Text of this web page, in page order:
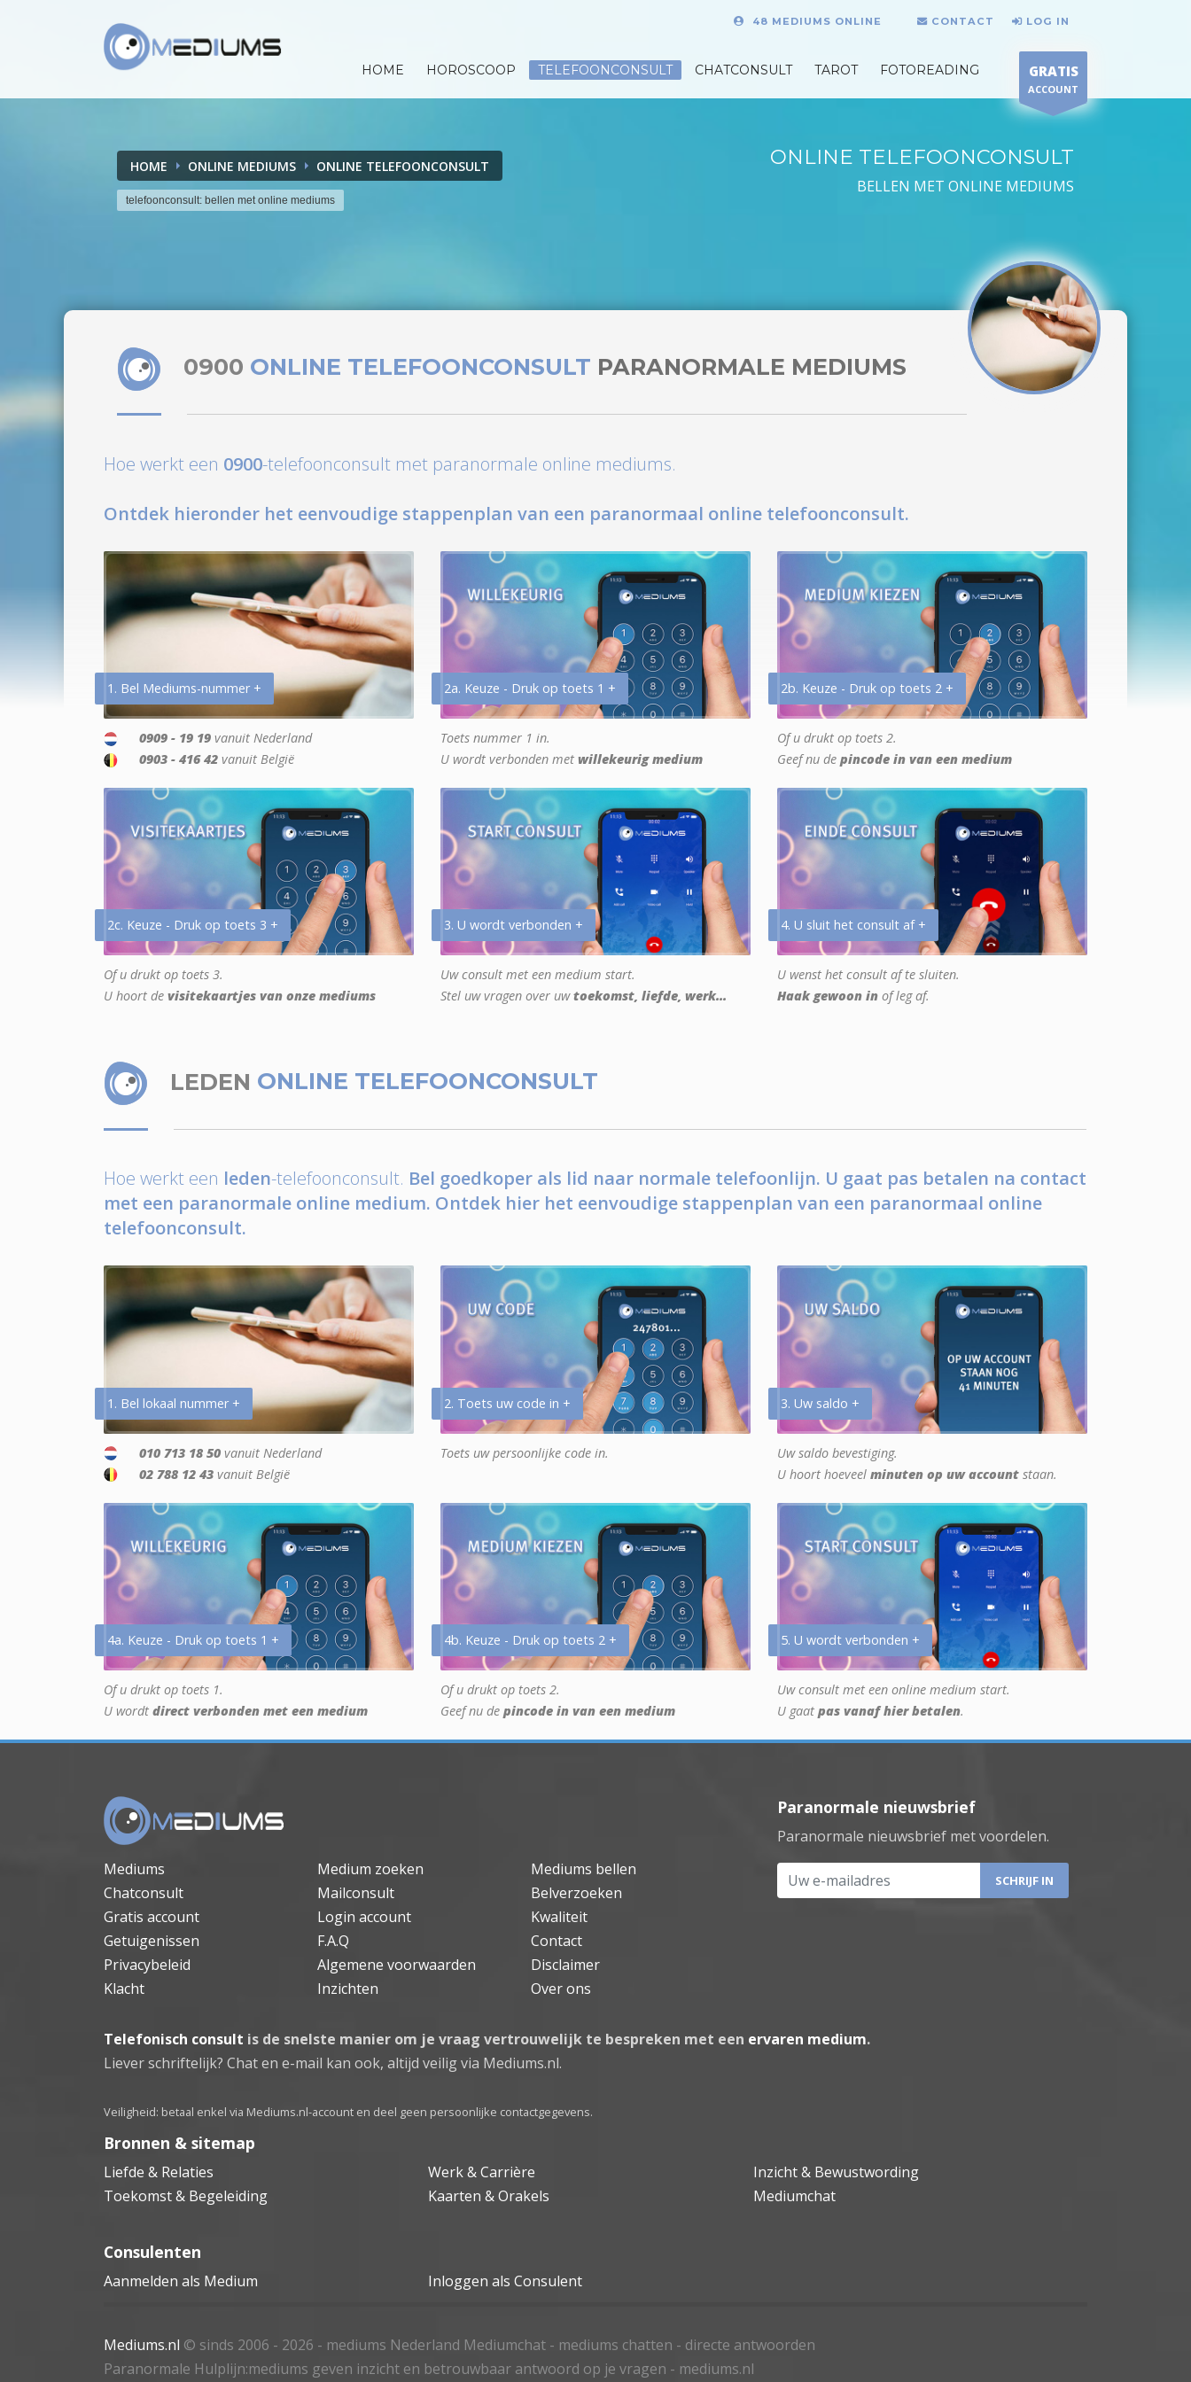
48 MEDIUMS ONLINE CONTACT LOG IN
HOME HOROSCOOP TELEFOONCONSULT CHATCONSULT TAROT FOTOREADING GRATIS
ACCOUNT
HOME ONLINE MEDIUMS ONLINE TELEFOONCONSULT
telefoonconsult: bellen met online mediums
ONLINE TELEFOONCONSULT
BELLEN MET ONLINE MEDIUMS
0900 ONLINE TELEFOONCONSULT PARANORMALE MEDIUMS
Hoe werkt een 0900-telefoonconsult met paranormale online mediums.
Ontdek hieronder het eenvoudige stappenplan van een paranormaal online telefoonconsult.
1. Bel Mediums-nummer +
0909 - 19 19 vanuit Nederland
0903 - 416 42 vanuit België
2a. Keuze - Druk op toets 1 +
Toets nummer 1 in.
U wordt verbonden met willekeurig medium
2b. Keuze - Druk op toets 2 +
Of u drukt op toets 2.
Geef nu de pincode in van een medium
2c. Keuze - Druk op toets 3 +
Of u drukt op toets 3.
U hoort de visitekaartjes van onze mediums
3. U wordt verbonden +
Uw consult met een medium start.
Stel uw vragen over uwtoekomst, liefde, werk...
4. U sluit het consult af +
U wenst het consult af te sluiten.
Haak gewoon in of leg af.
LEDEN ONLINE TELEFOONCONSULT
Hoe werkt een leden-telefoonconsult. Bel goedkoper als lid naar normale telefoonlijn. U gaat pas betalen na contact
met een paranormale online medium. Ontdek hier het eenvoudige stappenplan van een paranormaal online
telefoonconsult.
1. Bel lokaal nummer +
010 713 18 50 vanuit Nederland
02 788 12 43 vanuit België
2. Toets uw code in +
Toets uw persoonlijke code in.
3. Uw saldo +
Uw saldo bevestiging.
U hoort hoeveel minuten op uw account staan.
4a. Keuze - Druk op toets 1 +
Of u drukt op toets 1.
U wordt direct verbonden met een medium
4b. Keuze - Druk op toets 2 +
Of u drukt op toets 2.
Geef nu de pincode in van een medium
5. U wordt verbonden +
Uw consult met een online medium start.
U gaat pas vanaf hier betalen.
Mediums Medium zoeken
Mediums bellen
Chatconsult
Mailconsult
Belverzoeken
Gratis account
Login account
Kwaliteit
Getuigenissen
F.A.Q
Contact
Privacybeleid
Algemene voorwaarden
Disclaimer
Klacht
Inzichten Over ons
Paranormale nieuwsbrief
Paranormale nieuwsbrief met voordelen.
Uw e-mailadres
Telefonisch consult is de snelste manier om je vraag vertrouwelijk te bespreken met een ervaren medium.
Liever schriftelijk? Chat en e-mail kan ook, altijd veilig via Mediums.nl.
Veiligheid: betaal enkel via Mediums.nl-account en deel geen persoonlijke contactgegevens.
Bronnen & sitemap
Liefde & Relaties Werk & Carrière
Inzicht & Bewustwording
Toekomst & Begeleiding
Kaarten & Orakels Mediumchat
Consulenten
Aanmelden als Medium Inloggen als Consulent
Mediums.nl © sinds 2006 - 2026 - mediums Nederland Mediumchat - mediums chatten - directe antwoorden
Paranormale Hulplijn:mediums geven inzicht en betrouwbaar antwoord op je vragen - mediums.nl